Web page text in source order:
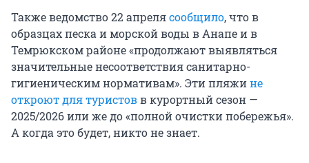
Также ведомство 22 апрелясообщило, что в
образцах песка и морской воды в Анапе и в
Темрюкском районе «продолжают выявляться
значительные несоответствия санитарно-
гигиеническим нормативам». Эти пляжине
откроют для туристовв курортный сезон —
2025/2026 или же до «полной очистки побережья».
А когда это будет, никто не знает.